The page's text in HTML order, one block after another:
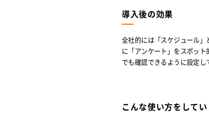
導入後の効果
全社的には「スケジュール
に「アンケート」をスポッ
でも確認できるように設定
こんな使い方をして